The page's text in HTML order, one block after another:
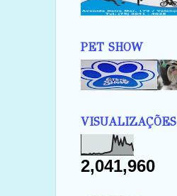
PET SHOW
VISUALIZAÇÕES
2,041,960